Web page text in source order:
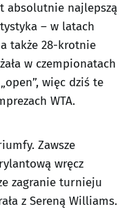
absolutnie najlepszą
– w latach
także 28-krotnie
w czempionatach
więc dziś te
WTA.
Zawsze
wręcz
zagranie turnieju
z Sereną Williams.